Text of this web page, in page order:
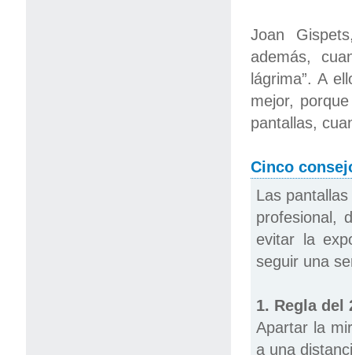
Joan
además,
lágrima”. A
mejor,
pantallas,
Cinco
Las
profesional,
evitar la
seguir una
1. Regla del
Apartar la
a una